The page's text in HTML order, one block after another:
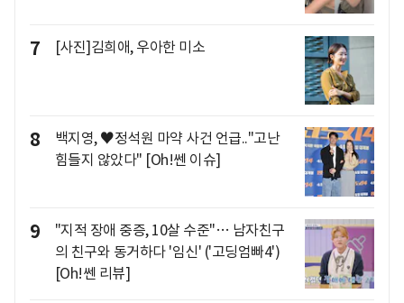
7 [사진]김희애, 우아한 미소
8
백지영, ♥정석원 마약 사건 언급.."고난
힘들지 않았다" [Oh!쎈 이슈]
9
"지적 장애 중증, 10살 수준"… 남자친구
의 친구와 동거하다 '임신' ('고딩엄빠4')
[Oh!쎈 리뷰]